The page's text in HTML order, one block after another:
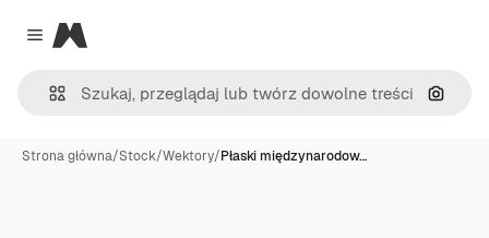
Close menu
Magnific
Szukaj
Strona główna/Stock/Wektory/Płaski międzynarodow…